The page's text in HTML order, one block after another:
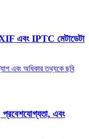
এবং IPTC মেটাডেটা
এবং অধিকার তথ্যকে ছবি
এবং